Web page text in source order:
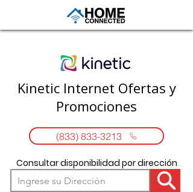
Kinetic Internet Ofertas y
Promociones
(833) 833-3213
Consultar disponibilidad por dirección